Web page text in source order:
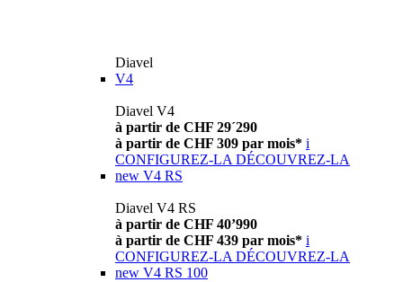
Diavel
V4
Diavel V4
à partir de CHF 29´290
à partir de CHF 309 par mois* i
CONFIGUREZ-LA DÉCOUVREZ-LA
new V4 RS
Diavel V4 RS
à partir de CHF 40’990
à partir de CHF 439 par mois* i
CONFIGUREZ-LA DÉCOUVREZ-LA
new V4 RS 100